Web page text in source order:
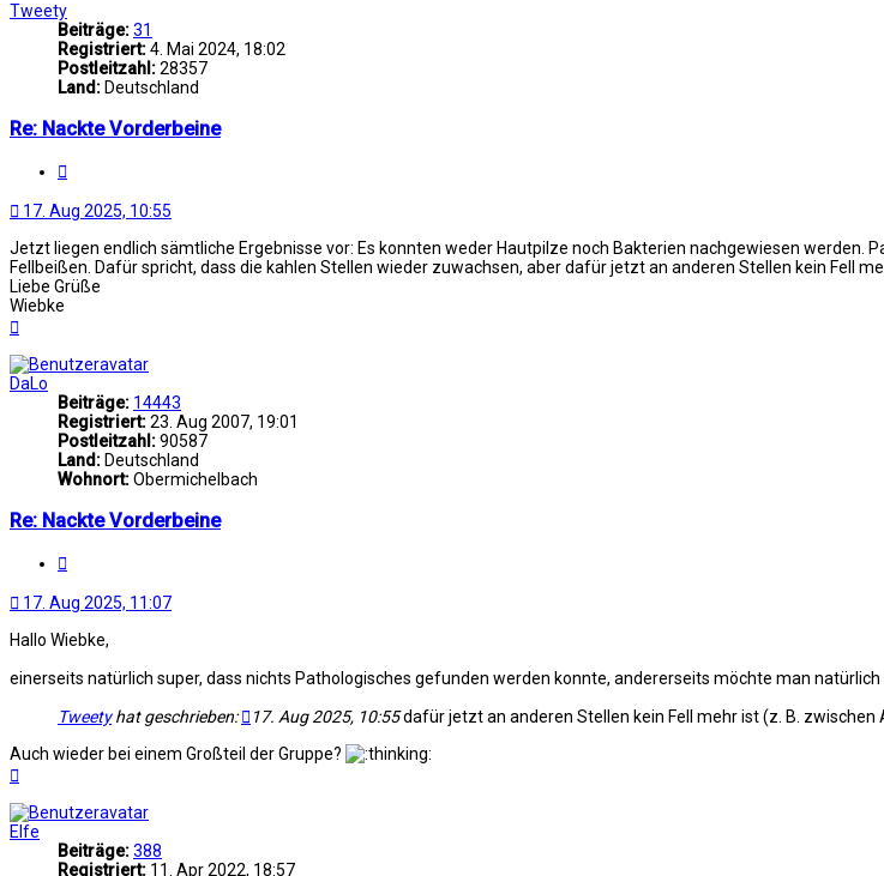
Tweety
Beiträge:31
Registriert:4. Mai 2024, 18:02
Postleitzahl:28357
Land: Deutschland
Re: Nackte Vorderbeine
17. Aug 2025, 10:55
Jetzt liegen endlich sämtliche Ergebnisse vor: Es konnten weder Hautpilze noch Bakterien nachgewiesen werden.
Fellbeißen. Dafür spricht, dass die kahlen Stellen wieder zuwachsen, aber dafür jetzt an anderen Stellen kein Fell
Liebe Grüße
Wiebke
DaLo
Beiträge: 14443
Registriert:23. Aug 2007, 19:01
Postleitzahl:90587
Land: Deutschland
Wohnort:Obermichelbach
Re: Nackte Vorderbeine
17. Aug 2025, 11:07
Hallo Wiebke,
einerseits natürlich super, dass nichts Pathologisches gefunden werden konnte, andererseits möchte man
Tweetyhat geschrieben: 17. Aug 2025, 10:55dafür jetzt an anderen Stellen kein Fell mehr ist (z. B. zwischen
Auch wieder bei einem Großteil der Gruppe?
Elfe
Beiträge:388
Registriert: 11. Apr 2022, 18:57